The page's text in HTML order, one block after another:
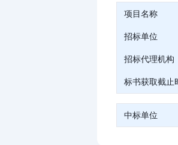
项目名称
招标单位
招标代理机构
标书获取截止
中标单位